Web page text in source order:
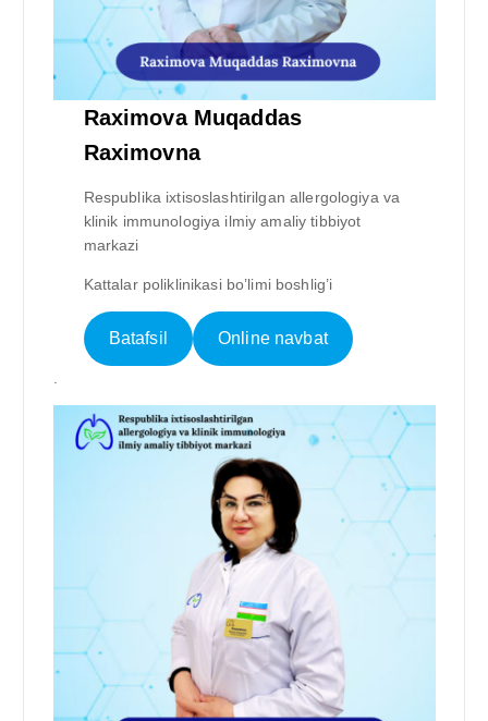
Raximova Muqaddas
Raximovna
Respublika ixtisoslashtirilgan allergologiya va
klinik immunologiya ilmiy amaliy tibbiyot
markazi
Kattalar poliklinikasi bo’limi boshlig’i
Batafsil Online navbat